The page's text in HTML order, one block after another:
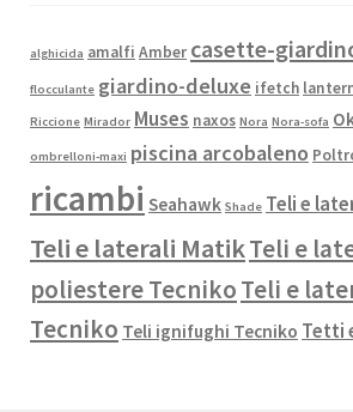
alghicida amalfi Amber casette-
flocculante giardino-deluxe ifetch
Riccione Mirador Muses naxos Nora Nora-sofa
ombrelloni-maxi piscina arcobaleno
ricambi Seahawk Shade Teli e
Teli e laterali MatikTeli e
poliestere TecnikoTeli e
Tecniko Teli ignifughi Tecniko Tetti